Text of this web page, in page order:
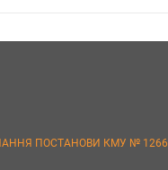
ПОСТАНОВИ КМУ № 1266